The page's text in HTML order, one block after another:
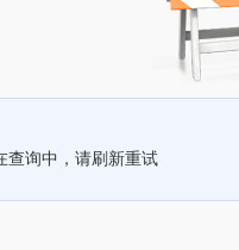
查询中，请刷新重试